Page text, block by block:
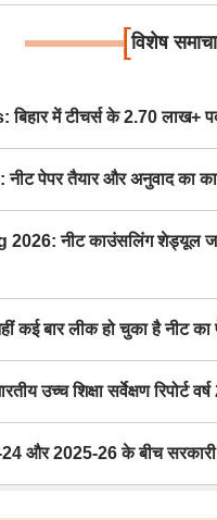
[विशेष
में टीचर्स के 2.70 लाख+
पेपर तैयार और अनुवाद का
नीट काउंसलिंग शेड्यूल
बार लीक हो चुका है नीट का
उच्च शिक्षा सर्वेक्षण रिपोर्ट
और 2025-26 के बीच